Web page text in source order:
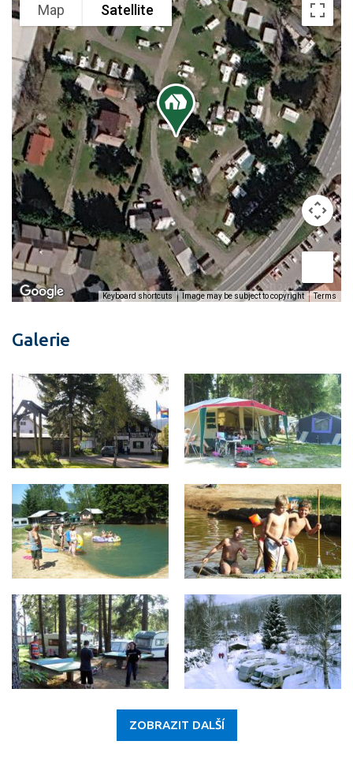
Map Satellite
Keyboard shortcuts Image may be subject to copyright Terms
Galerie
ZOBRAZIT DALŠÍ